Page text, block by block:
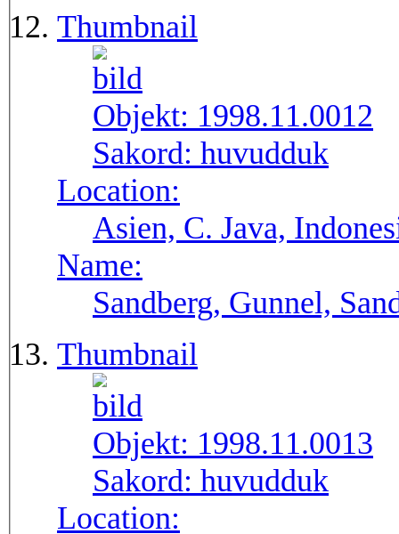
Thumbnail
Objekt: 1998.11.0012
Sakord: huvudduk
Location:
Asien, C. Java,
Name:
Sandberg, Gunnel,
Thumbnail
Objekt: 1998.11.0013
Sakord: huvudduk
Location: